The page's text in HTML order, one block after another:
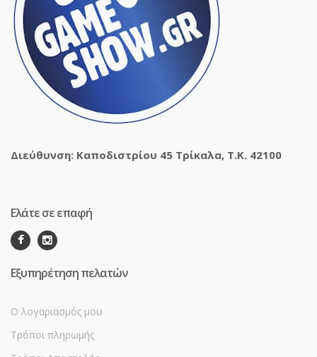
Διεύθυνση: Καποδιστρίου 45 Τρίκαλα, Τ.Κ. 42100
Ελάτε σε επαφή
Εξυπηρέτηση πελατών
Ο λογαριασμός μου
Τρόποι πληρωμής